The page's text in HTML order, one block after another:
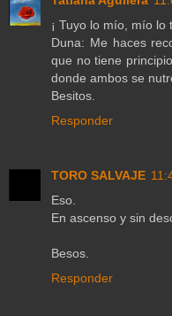
¡ Tuyo lo mío, mío lo
Duna: Me haces
que no tiene
donde ambos se
Besitos.
Responder
TORO SALVAJE
Eso.
En ascenso y sin
Besos.
Responder